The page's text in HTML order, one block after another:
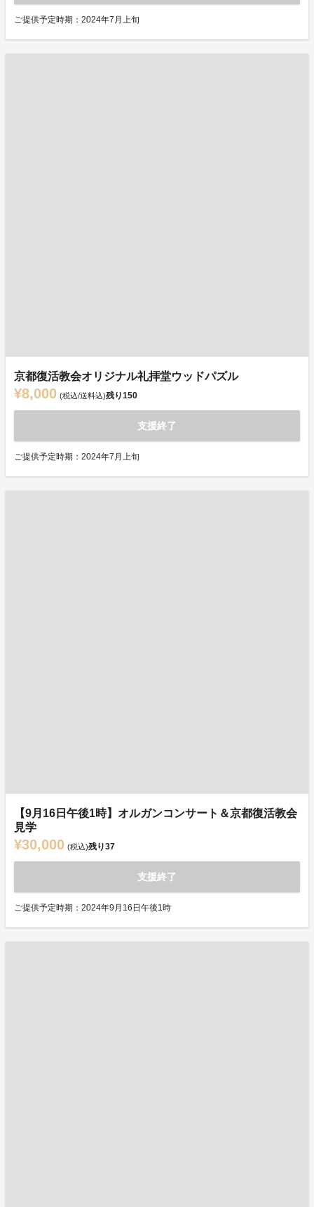
ご提供予定時期：2024年7月上旬
京都復活教会オリジナル礼拝堂ウッドパズル
¥8,000 (税込/送料込)残り150
支援終了
ご提供予定時期：2024年7月上旬
【9月16日午後1時】オルガンコンサート＆京都復活教会
見学
¥30,000 (税込)残り37
支援終了
ご提供予定時期：2024年9月16日午後1時